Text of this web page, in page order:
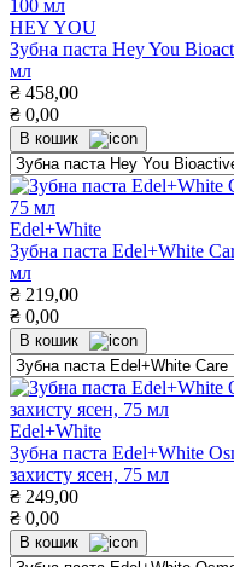
HEY YOU
Зубна паста Hey You
мл
₴ 458,00
₴ 0,00
В кошик
Edel+White
Зубна паста Edel+White
мл
₴ 219,00
₴ 0,00
В кошик
Edel+White
Зубна паста Edel+White
захисту ясен, 75 мл
₴ 249,00
₴ 0,00
В кошик